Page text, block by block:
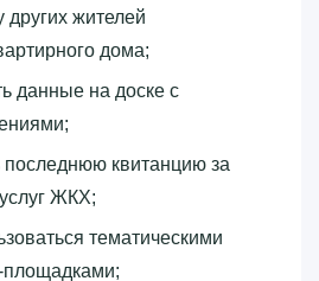
других жителей
дома;
данные на доске с
последнюю квитанцию за
ЖКХ;
тематическими
площадками;